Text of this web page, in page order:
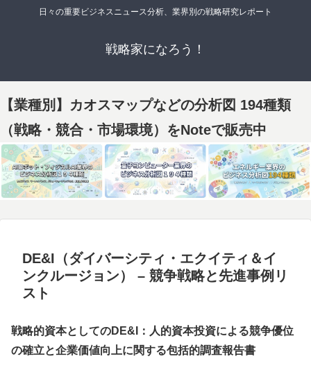
日々の重要ビジネスニュース分析、業界別の戦略研究レポート
戦略家になろう！
【業種別】カオスマップなどの分析図 194種類
（戦略・競合・市場環境）をNoteで販売中
DE&I（ダイバーシティ・エクイティ＆イ
ンクルージョン） – 競争戦略と先進事例リ
スト
戦略的資本としてのDE&I：人的資本投資による競争優位
の確立と企業価値向上に関する包括的調査報告書